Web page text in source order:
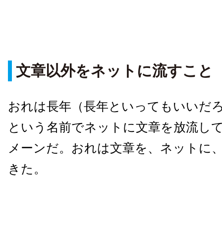
文章以外をネットに流すこと
おれは長年（長年といってもいいだ
という名前でネットに文章を放流し
メーンだ。おれは文章を、ネットに
きた。